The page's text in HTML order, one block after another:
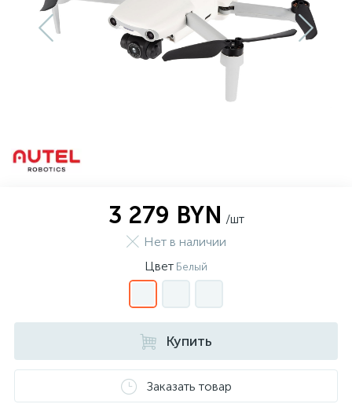
3 279 BYN /шт
Нет в наличии
Цвет Белый
Купить
Заказать товар